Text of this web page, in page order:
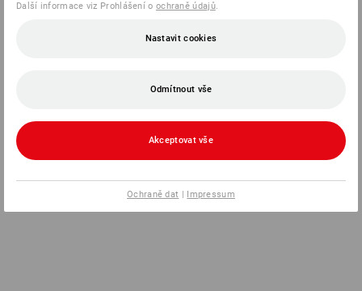
Další informace viz Prohlášení o ochraně údajů.
Nastavit cookies
Odmítnout vše
Akceptovat vše
Ochraně dat | Impressum